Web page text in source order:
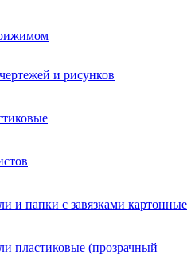
и рисунков
и папки с завязками картонные
пластиковые (прозрачный